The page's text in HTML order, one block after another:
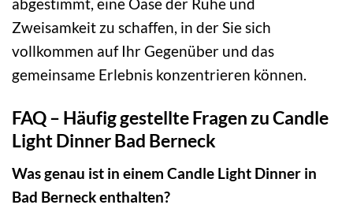
abgestimmt, eine Oase der Ruhe und
Zweisamkeit zu schaffen, in der Sie sich
vollkommen auf Ihr Gegenüber und das
gemeinsame Erlebnis konzentrieren können.
FAQ – Häufig gestellte Fragen zu Candle
Light Dinner Bad Berneck
Was genau ist in einem Candle Light Dinner in
Bad Berneck enthalten?